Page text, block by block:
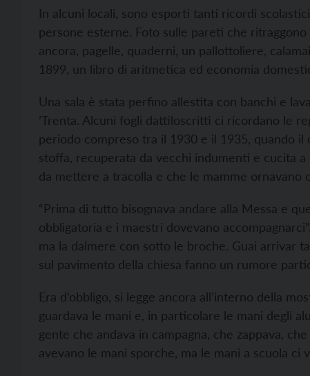
In alcuni locali, sono esporti tanti ricordi
persone esterne. Foto sulle pareti che ritraggono
ancora, pagelle, quaderni, un pallottoliere,
1899, un libro di aritmetica ed economia
Una sala è stata perfino allestita con banchi e
’Trenta. Alcuni fogli dattiloscritti ci ricordano le
periodo compreso tra il 1930 e il 1935, quando
stoffa, recuperata da vecchi indumenti e cucita
da mettere a tracolla e che le mamme ornavano
“Prima di tutto bisognava andare alla Messa e
obbligatoria e i maestri dovevano
ma la dalmere con sotto le broche. Guai arrivar
sul pavimento della chiesa fanno un rumore
Era d’obbligo, si legge ancora all'interno della
guardava le mani e, in particolare le mani degli
gente che andava in campagna, che zappava,
avevano le mani sporche, ma le mani a scuola